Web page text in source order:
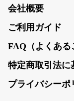
会社概要
ご利用ガイド
FAQ（よくある
特定商取引法に
プライバシーポ